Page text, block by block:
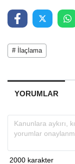
# İlaçlama
YORUMLAR